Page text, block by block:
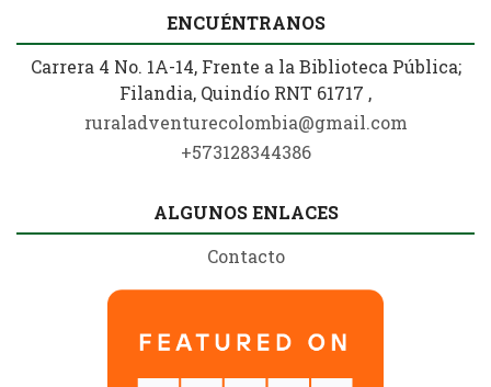
ENCUÉNTRANOS
Carrera 4 No. 1A-14, Frente a la Biblioteca Pública;
Filandia, Quindío RNT 61717 ,
ruraladventurecolombia@gmail.com
+573128344386
ALGUNOS ENLACES
Contacto